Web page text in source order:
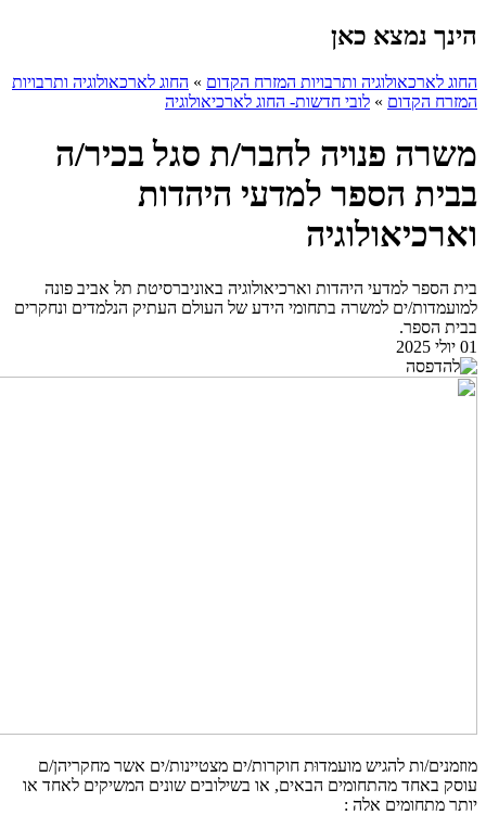
הינך נמצא כאן
החוג לארכאולוגיה ותרבויות המזרח הקדום » החוג לארכאולוגיה ותרבויות
המזרח הקדום » לובי חדשות- החוג לארכיאולוגיה
משרה פנויה לחבר/ת סגל בכיר/ה
בבית הספר למדעי היהדות
וארכיאולוגיה
בית הספר למדעי היהדות וארכיאולוגיה באוניברסיטת תל אביב פונה
למועמדות/ים למשרה בתחומי הידע של העולם העתיק הנלמדים ונחקרים
בבית הספר.
01 יולי 2025
מוזמנים/ות להגיש מועמדוּת חוקרות/ים מצטיינות/ים אשר מחקריהן/ם
עוסק באחד מהתחומים הבאים, או בשילובים שונים המשיקים לאחד או
יותר מתחומים אלה :